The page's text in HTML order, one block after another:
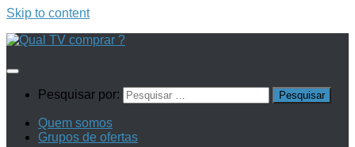
Skip to content
Pesquisar por:
Quem somos
Grupos de ofertas